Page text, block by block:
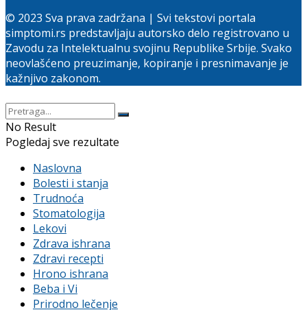
© 2023 Sva prava zadržana | Svi tekstovi portala
simptomi.rs predstavljaju autorsko delo registrovano u
Zavodu za Intelektualnu svojinu Republike Srbije. Svako
neovlašćeno preuzimanje, kopiranje i presnimavanje je
kažnjivo zakonom.
No Result
Pogledaj sve rezultate
Naslovna
Bolesti i stanja
Trudnoća
Stomatologija
Lekovi
Zdrava ishrana
Zdravi recepti
Hrono ishrana
Beba i Vi
Prirodno lečenje